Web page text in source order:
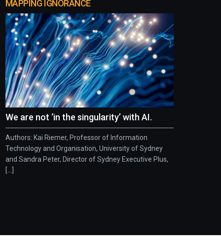
MAPPING IGNORANCE
We are not ‘in the singularity’ with AI.
Authors: Kai Riemer, Professor of Information
Technology and Organisation, University of Sydney
and Sandra Peter, Director of Sydney Executive Plus,
[...]